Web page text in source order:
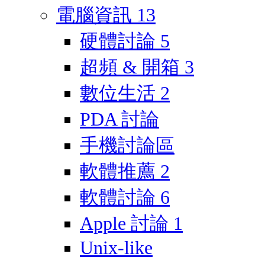
電腦資訊 13
硬體討論 5
超頻 & 開箱 3
數位生活 2
PDA 討論
手機討論區
軟體推薦 2
軟體討論 6
Apple 討論 1
Unix-like